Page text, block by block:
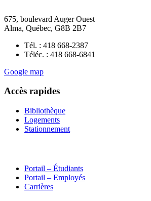
675, boulevard Auger Ouest
Alma, Québec, G8B 2B7
Tél. : 418 668-2387
Téléc. : 418 668-6841
Google map
Accès rapides
Bibliothèque
Logements
Stationnement
Portail – Étudiants
Portail – Employés
Carrières